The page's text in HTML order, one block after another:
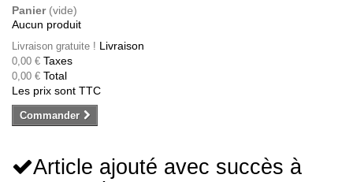
Panier (vide)
Aucun produit
Livraison gratuite ! Livraison
0,00 € Taxes
0,00 € Total
Les prix sont TTC
Commander
Article ajouté avec succès à